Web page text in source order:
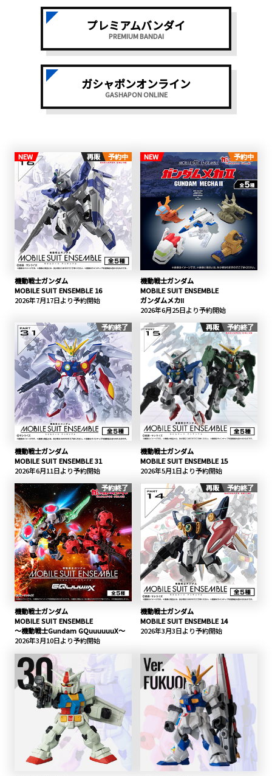
プレミアムバンダイ
PREMIUM BANDAI
ガシャポンオンライン
GASHAPON ONLINE
NEW 再販 予約中
機動戦士ガンダム
MOBILE SUIT ENSEMBLE 16
2026年7月17日より予約開始
NEW 予約中
機動戦士ガンダム
MOBILE SUIT ENSEMBLE
ガンダムメカⅡ
2026年6月25日より予約開始
予約終了
機動戦士ガンダム
MOBILE SUIT ENSEMBLE 31
2026年6月11日より予約開始
再販 予約終了
機動戦士ガンダム
MOBILE SUIT ENSEMBLE 15
2026年5月1日より予約開始
予約終了
機動戦士ガンダム
MOBILE SUIT ENSEMBLE
～機動戦士Gundam GQuuuuuuX～
2026年3月10日より予約開始
再販 予約終了
機動戦士ガンダム
MOBILE SUIT ENSEMBLE 14
2026年3月3日より予約開始